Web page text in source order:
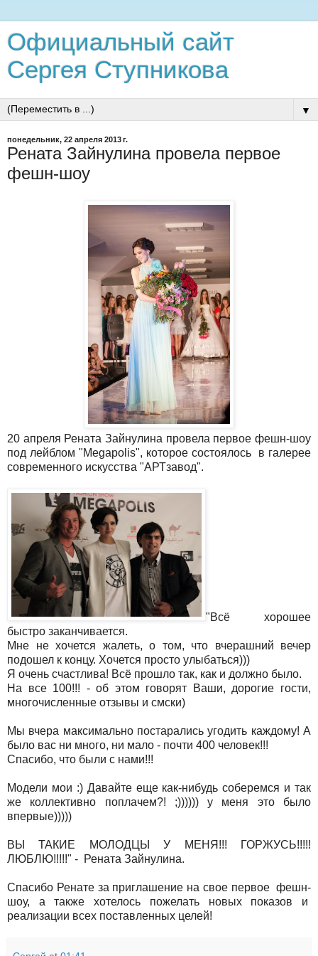
Официальный сайт
Сергея Ступникова
▼
понедельник, 22 апреля 2013 г.
Рената Зайнулина провела первое
фешн-шоу
20 апреля Рената Зайнулина провела первое фешн-шоу
под лейблом "Megapolis", которое состоялось в галерее
современного искусства "АРТзавод".
"Всё хорошее
быстро заканчивается.
Мне не хочется жалеть, о том, что вчерашний вечер
подошел к концу. Хочется просто улыбаться)))
Я очень счастлива! Всё прошло так, как и должно было.
На все 100!!! - об этом говорят Ваши, дорогие гости,
многочисленные отзывы и смски)
Мы вчера максимально постарались угодить каждому! А
было вас ни много, ни мало - почти 400 человек!!!
Спасибо, что были с нами!!!
Модели мои :) Давайте еще как-нибудь соберемся и так
же коллективно поплачем?! ;)))))) у меня это было
впервые)))))
ВЫ ТАКИЕ МОЛОДЦЫ У МЕНЯ!!! ГОРЖУСЬ!!!!!
ЛЮБЛЮ!!!!!" - Рената Зайнулина.
Спасибо Ренате за приглашение на свое первое фешн-
шоу, а также хотелось пожелать новых показов и
реализации всех поставленных целей!